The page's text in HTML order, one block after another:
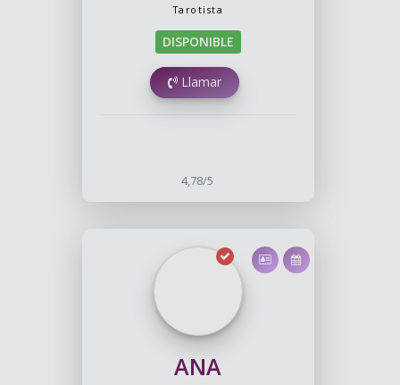
Tarotista
DISPONIBLE
Llamar
4,78/5
ANA